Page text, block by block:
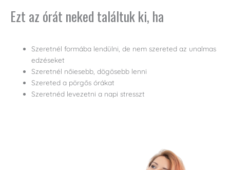
Ezt az órát neked találtuk ki, ha
Szeretnél formába lendülni, de nem szereted az unalmas
edzéseket
Szeretnél nőiesebb, dögösebb lenni
Szereted a pörgős órákat
Szeretnéd levezetni a napi stresszt